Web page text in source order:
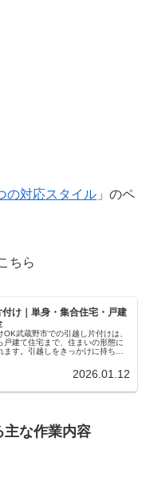
の対応スタイル 」のペ
ちら
け｜単身・集合住宅・戸建
武蔵野市での引越し片付けは、
戸建て住宅まで、住まいの形態に
す。引越しをきっかけに持ち物
2026.01.12
主な作業内容